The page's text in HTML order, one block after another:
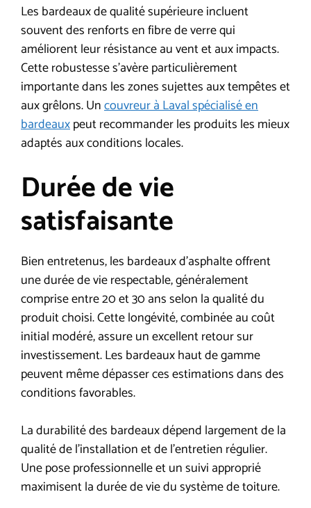
Les bardeaux de qualité supérieure incluent
souvent des renforts en fibre de verre qui
améliorent leur résistance au vent et aux impacts.
Cette robustesse s’avère particulièrement
importante dans les zones sujettes aux tempêtes et
aux grêlons. Uncouvreur à Laval spécialisé en
bardeauxpeut recommander les produits les mieux
adaptés aux conditions locales.
Durée de vie
satisfaisante
Bien entretenus, les bardeaux d’asphalte offrent
une durée de vie respectable, généralement
comprise entre 20 et 30 ans selon la qualité du
produit choisi. Cette longévité, combinée au coût
initial modéré, assure un excellent retour sur
investissement. Les bardeaux haut de gamme
peuvent même dépasser ces estimations dans des
conditions favorables.
La durabilité des bardeaux dépend largement de la
qualité de l’installation et de l’entretien régulier.
Une pose professionnelle et un suivi approprié
maximisent la durée de vie du système de toiture.